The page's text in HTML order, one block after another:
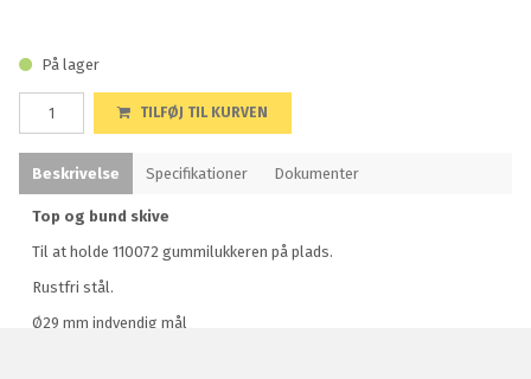
På lager
TILFØJ TIL KURVEN
Beskrivelse Specifikationer Dokumenter
Top og bund skive
Til at holde 110072 gummilukkeren på plads.
Rustfri stål.
Ø29 mm indvendig mål